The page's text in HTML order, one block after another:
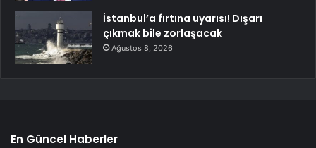
İstanbul’a fırtına uyarısı! Dışarı
çıkmak bile zorlaşacak
Ağustos 8, 2026
En Güncel Haberler